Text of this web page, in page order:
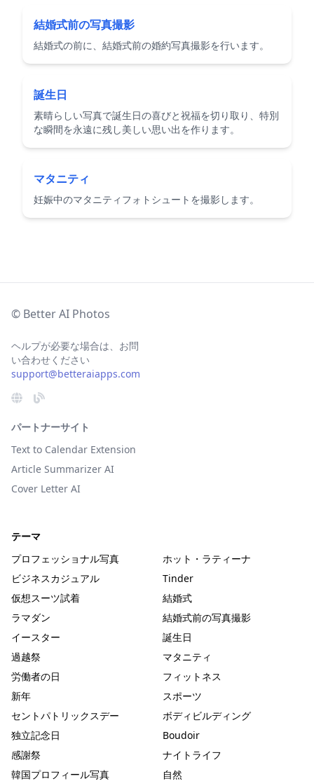
結婚式前の写真撮影
結婚式の前に、結婚式前の婚約写真撮影を行います。
誕生日
素晴らしい写真で誕生日の喜びと祝福を切り取り、特別
な瞬間を永遠に残し美しい思い出を作ります。
マタニティ
妊娠中のマタニティフォトシュートを撮影します。
© Better AI Photos
ヘルプが必要な場合は、お問
い合わせください
support@betteraiapps.com
パートナーサイト
Text to Calendar Extension
Article Summarizer AI
Cover Letter AI
テーマ
プロフェッショナル写真
ビジネスカジュアル
仮想スーツ試着
ラマダン
イースター
過越祭
労働者の日
新年
セントパトリックスデー
独立記念日
感謝祭
韓国プロフィール写真
ホット・ラティーナ
Tinder
結婚式
結婚式前の写真撮影
誕生日
マタニティ
フィットネス
スポーツ
ボディビルディング
Boudoir
ナイトライフ
自然